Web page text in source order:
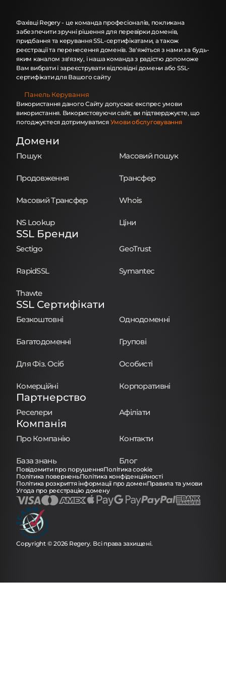
Фахівці Regery - це команда професіоналів, покликана
забезпечити зручні рішення для перевірки доменів,
придбання та керування SSL-сертифікатами, а також
реєстрації та перенесення доменів. Зв'яжіться з нами за будь-
яким каналом зв'язку, і наша команда з радістю допоможе
Вам вибрати і зареєструвати відповідні домени або SSL-
сертифікати для Вашого сайту
Панель Керування
Використання даного Сайту допускає експрес умови
використання. Використовуючи сайт, ви підтверджуєте, що
погоджуєтеся дотримуватися Умови обслуговування
Домени
Пошук Масовий пошук
Продовження Трансфер
Масовий Трансфер Whois
NS Lookup Ціни
SSL Бренди
Sectigo GeoTrust
RapidSSL Symantec
Thawte
SSL Сертифікати
Безкоштовні Однодоменні
Багатодоменні Групові
Для Фіз. Осіб Особисті
Комерційні Корпоративні
Партнерство
Реселери Афіліати
Компанія
Про Компанію Контакти
База знань Блог
Повідомити про порушенняПолітика cookie
Політика поверненьПолітика конфіденційності
Політика розкриття інформації про доменПравила та умови
Угода про реєстрацію домену
Copyright © 2026 Regery. Всі права захищені.